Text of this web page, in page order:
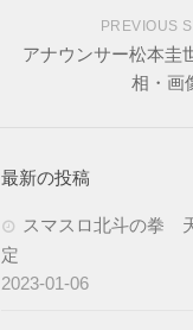
PREVIOUS
アナウンサー松本
相・画
最新の投稿
スマスロ北斗の拳
定
2023-01-06